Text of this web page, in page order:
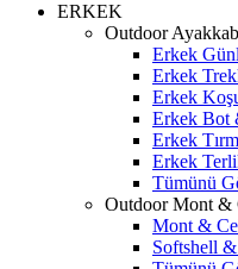
ERKEK
Outdoor
Erkek
Erkek
Erkek
Erkek Bot
Erkek
Erkek
Tümünü
Outdoor Mont &
Mont &
Softshell